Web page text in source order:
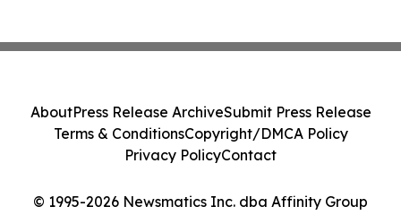
© 1995-2026 Newsmatics Inc. dba Affinity Group
AboutPress Release ArchiveSubmit Press Release
Terms & ConditionsCopyright/DMCA Policy
Privacy PolicyContact